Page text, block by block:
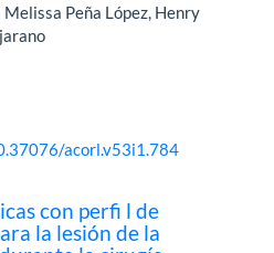
Peña López, Henry
acorl.v53i1.784
con perfi l de
la lesión de la